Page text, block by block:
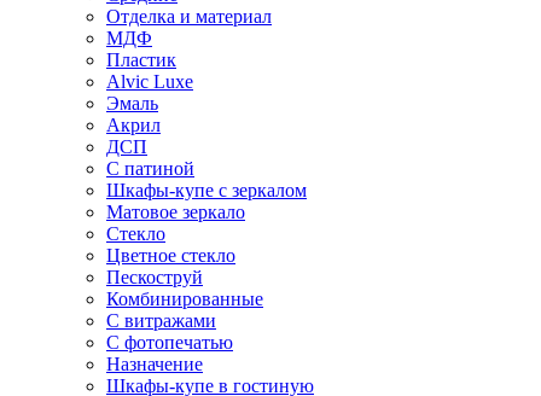
Отделка и материал
МДФ
Пластик
Alvic Luxe
Эмаль
Акрил
ДСП
С патиной
Шкафы-купе с зеркалом
Матовое зеркало
Стекло
Цветное стекло
Пескоструй
Комбинированные
С витражами
С фотопечатью
Назначение
Шкафы-купе в гостиную